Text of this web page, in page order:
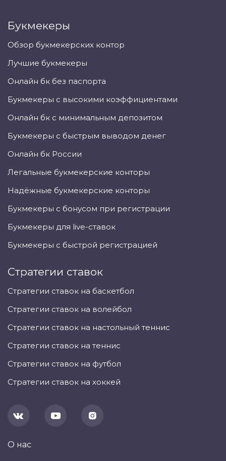
Букмекеры
Обзор букмекерских контор
Лучшие букмекеры
Онлайн бк без паспорта
Букмекеры с высокими коэффициентами
Онлайн бк с минимальным депозитом
Букмекеры с быстрым выводом денег
Онлайн бк России
Легальные букмекерские конторы
Надёжные букмекерские конторы
Букмекеры с бонусом при регистрации
Букмекеры для live-ставок
Букмекеры с быстрой регистрацией
Стратегии ставок
Стратегии ставок на баскетбол
Стратегии ставок на волейбол
Стратегии ставок на настольный теннис
Стратегии ставок на теннис
Стратегии ставок на футбол
Стратегии ставок на хоккей
О нас